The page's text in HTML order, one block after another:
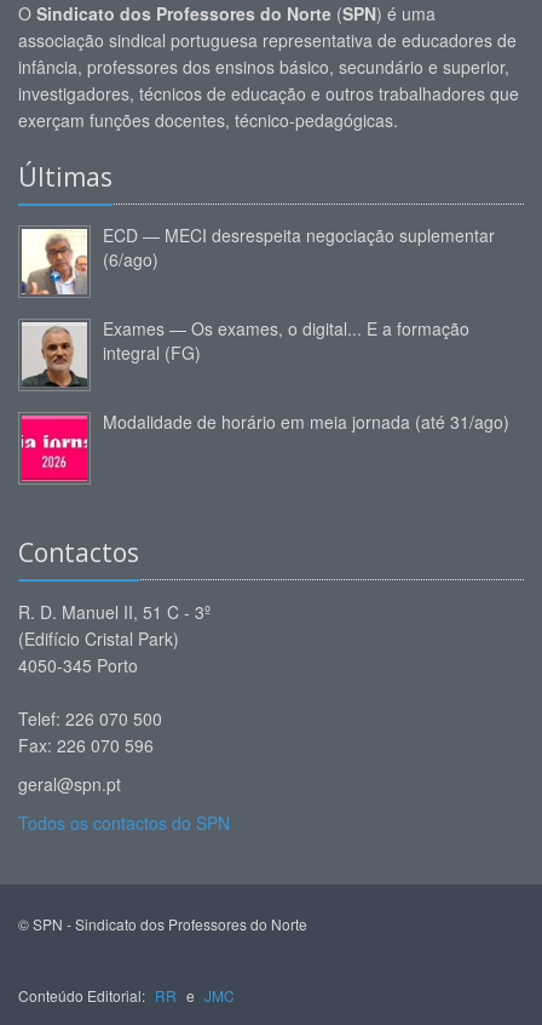
O Sindicato dos Professores do Norte (SPN) é uma
associação sindical portuguesa representativa de educadores de
infância, professores dos ensinos básico, secundário e superior,
investigadores, técnicos de educação e outros trabalhadores que
exerçam funções docentes, técnico-pedagógicas.
Últimas
ECD — MECI desrespeita negociação suplementar
(6/ago)
Exames — Os exames, o digital... E a formação
integral (FG)
Modalidade de horário em meia jornada (até 31/ago)
Contactos
R. D. Manuel II, 51 C - 3º
(Edifício Cristal Park)
4050-345 Porto
Telef: 226 070 500
Fax: 226 070 596
geral@spn.pt
Todos os contactos do SPN
© SPN - Sindicato dos Professores do Norte
Conteúdo Editorial: RR e JMC